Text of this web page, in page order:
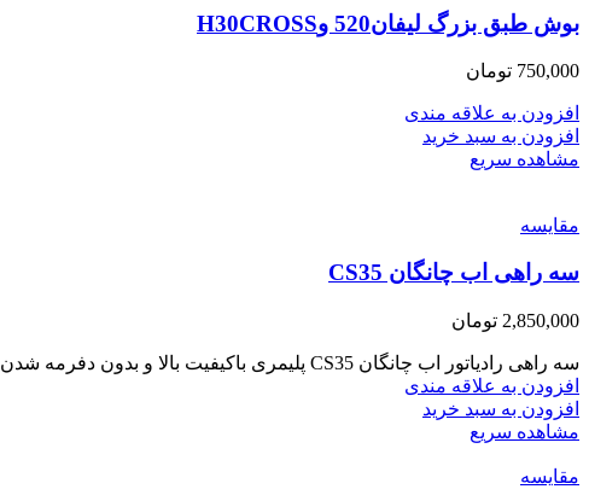
بوش طبق بزرگ لیفان520 وH30CROSS
750,000 تومان
افزودن به علاقه مندی
افزودن به سبد خرید
مشاهده سریع
مقایسه
سه راهی اب چانگان CS35
2,850,000 تومان
سه راهی رادیاتور اب چانگان CS35 پلیمری باکیفیت بالا و بدون دفرمه شدن براثر حرارت
افزودن به علاقه مندی
افزودن به سبد خرید
مشاهده سریع
مقایسه